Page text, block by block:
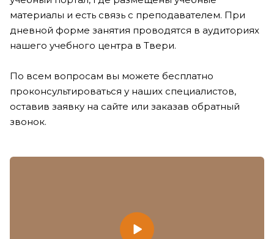
материалы и есть связь с преподавателем. При
дневной форме занятия проводятся в аудиториях
нашего учебного центра в Твери.
По всем вопросам вы можете бесплатно
проконсультироваться у наших специалистов,
оставив заявку на сайте или заказав обратный
звонок.